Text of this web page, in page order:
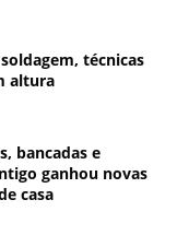
técnicas
altura
bancadas e
ganhou novas
casa